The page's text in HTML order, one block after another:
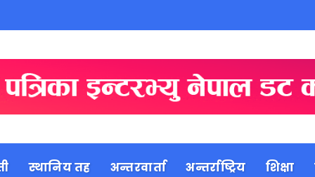
स्थानिय तह अन्तरवार्ता अन्तर्राष्ट्रिय शिक्षा